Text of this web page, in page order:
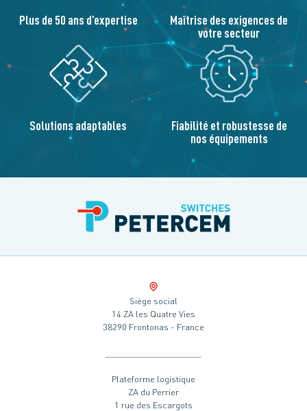
Plus de 50 ans d’expertise Maîtrise des exigences de
votre secteur
Solutions adaptables Fiabilité et robustesse de
nos équipements
Siège social
14 ZA les Quatre Vies
38290 Frontonas - France
Plateforme logistique
ZA du Perrier
1 rue des Escargots